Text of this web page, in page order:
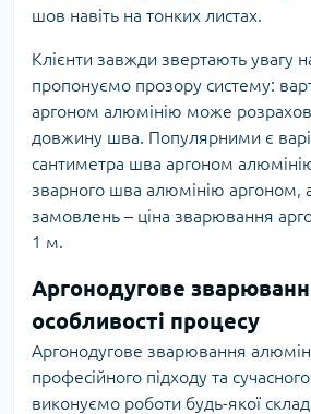
шов навіть на тонких листах.
Клієнти завжди звертають увагу
пропонуємо прозору систему:
аргоном алюмінію може
довжину шва. Популярними є
сантиметра шва аргоном
зварного шва алюмінію аргоном,
замовлень – ціна зварювання
1 м.
Аргонодугове
особливості процесу
Аргонодугове зварювання
професійного підходу та
виконуємо роботи будь-якої